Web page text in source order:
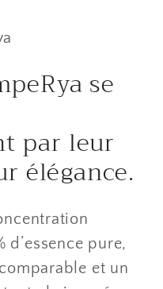
se
par leur
élégance.
pure,
et un